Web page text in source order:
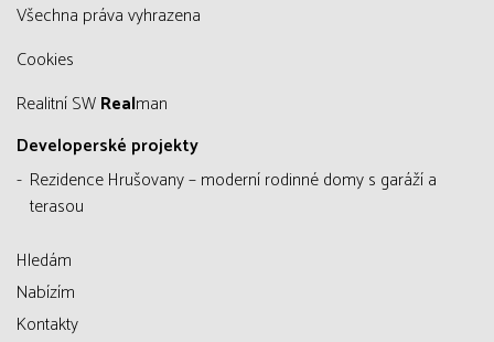
všechna práva vyhrazena
Cookies
Realitní SWRealman
Developerské projekty
Rezidence Hrušovany – moderní rodinné domy s garáží a
terasou
Hledám
Nabízím
Kontakty